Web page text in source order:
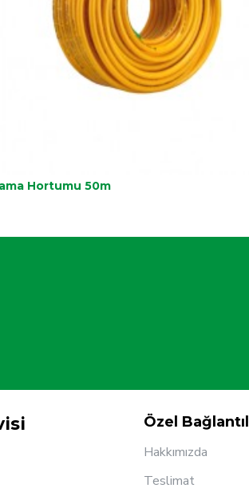
Hortumu 50m
Özel
Hakkımızda
Teslimat